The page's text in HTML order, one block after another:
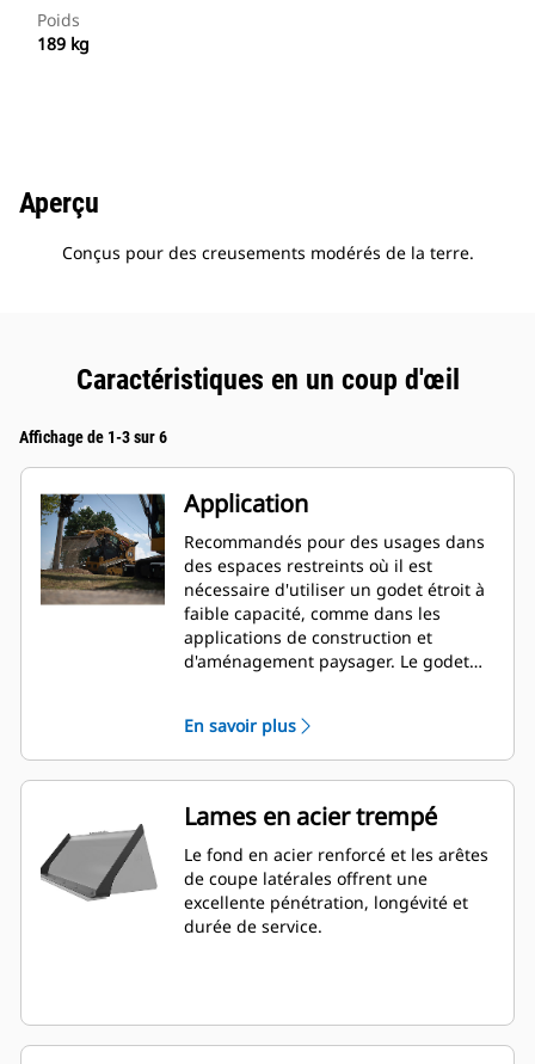
Poids
189 kg
Aperçu
Conçus pour des creusements modérés de la terre.
Caractéristiques en un coup d'œil
Affichage de 1-3 sur 6
Application
Recommandés pour des usages dans
des espaces restreints où il est
nécessaire d'utiliser un godet étroit à
faible capacité, comme dans les
applications de construction et
d'aménagement paysager. Le godet
fiabilité et une longue durée de vie
pour toute une variété de matériaux
et de conditions de manutention.
En savoir plus
Lames en acier trempé
Le fond en acier renforcé et les arêtes
de coupe latérales offrent une
excellente pénétration, longévité et
durée de service.